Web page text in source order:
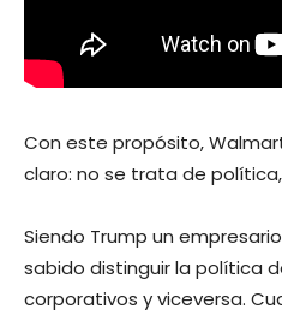
Con este propósito,
claro: no se trata de
Siendo Trump un
sabido distinguir la política
corporativos y viceversa.